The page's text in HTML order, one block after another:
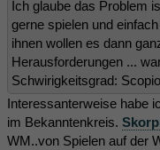
Ich glaube das Problem
gerne spielen und
ihnen wollen es dann
Herausforderungen ...
Schwirigkeitsgrad:
Interessanterweise habe
im Bekanntenkreis.
WM..von Spielen auf der